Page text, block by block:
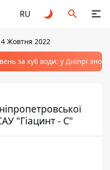
RU
4 Жовтня 2022
за куб води: у Дніпрі
"Гіацинт - С"